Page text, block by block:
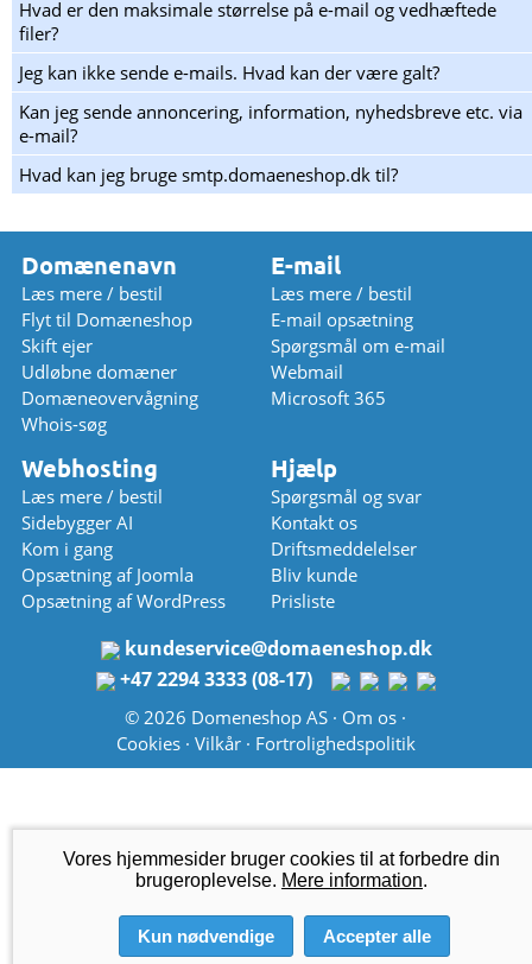
Hvad er den maksimale størrelse på e-mail og vedhæftede
filer?
Jeg kan ikke sende e-mails. Hvad kan der være galt?
Kan jeg sende annoncering, information, nyhedsbreve etc. via
e-mail?
Hvad kan jeg bruge smtp.domaeneshop.dk til?
Domænenavn
Læs mere / bestil
Flyt til Domæneshop
Skift ejer
Udløbne domæner
Domæneovervågning
Whois-søg
E-mail
Læs mere / bestil
E-mail opsætning
Spørgsmål om e-mail
Webmail
Microsoft 365
Webhosting
Læs mere / bestil
Sidebygger AI
Kom i gang
Opsætning af Joomla
Opsætning af WordPress
Hjælp
Spørgsmål og svar
Kontakt os
Driftsmeddelelser
Bliv kunde
Prisliste
kundeservice@domaeneshop.dk
+47 2294 3333 (08-17)
© 2026 Domeneshop AS · Om os ·
Cookies· Vilkår· Fortrolighedspolitik
Vores hjemmesider bruger cookies til at forbedre din
brugeroplevelse. Mere information.
Kun nødvendige Accepter alle